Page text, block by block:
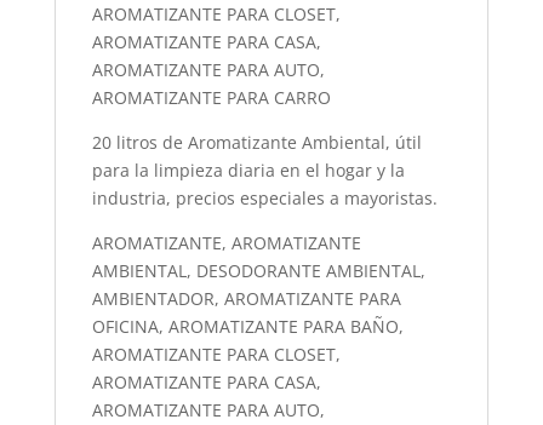
AROMATIZANTE PARA CLOSET,
AROMATIZANTE PARA CASA,
AROMATIZANTE PARA AUTO,
AROMATIZANTE PARA CARRO
20 litros de Aromatizante Ambiental, útil
para la limpieza diaria en el hogar y la
industria, precios especiales a mayoristas.
AROMATIZANTE, AROMATIZANTE
AMBIENTAL, DESODORANTE AMBIENTAL,
AMBIENTADOR, AROMATIZANTE PARA
OFICINA, AROMATIZANTE PARA BAÑO,
AROMATIZANTE PARA CLOSET,
AROMATIZANTE PARA CASA,
AROMATIZANTE PARA AUTO,